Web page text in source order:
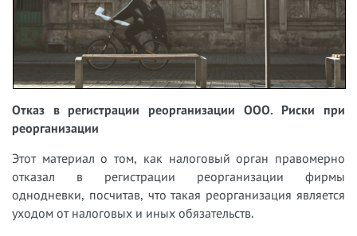
Отказ в регистрации реорганизации ООО. Риски при
реорганизации
Этот материал о том, как налоговый орган правомерно
отказал в регистрации реорганизации фирмы
однодневки, посчитав, что такая реорганизация является
уходом от налоговых и иных обязательств.